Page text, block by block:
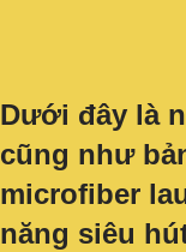
Dưới đây là
cũng như
microfiber
năng siêu